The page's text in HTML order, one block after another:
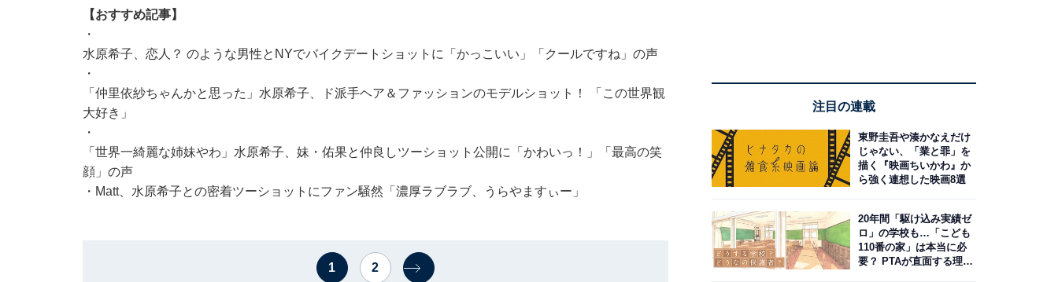
【おすすめ記事】
・
水原希子、恋人？ のような男性とNYでバイクデートショットに「かっこいい」「クールですね」の声
・
「仲里依紗ちゃんかと思った」水原希子、ド派手ヘア＆ファッションのモデルショット！ 「この世界観
大好き」
・
「世界一綺麗な姉妹やわ」水原希子、妹・佑果と仲良しツーショット公開に「かわいっ！」「最高の笑
顔」の声
・ Matt、水原希子との密着ツーショットにファン騒然「濃厚ラブラブ、うらやますぃー」
1 2
注目の連載
東野圭吾や湊かなえだけ
じゃない、「業と罪」を
描く『映画ちいかわ』か
ら強く連想した映画8選
20年間「駆け込み実績ゼ
ロ」の学校も…「こども
110番の家」は本当に必
要？ PTAが直面する理想